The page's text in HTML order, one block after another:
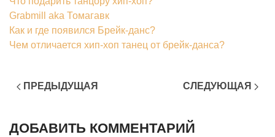
Grabmill aka Томагавк
Как и где появился Брейк-данс?
Чем отличается хип-хоп танец от брейк-данса?
ПРЕДЫДУЩАЯ СЛЕДУЮЩАЯ
ДОБАВИТЬ КОММЕНТАРИЙ